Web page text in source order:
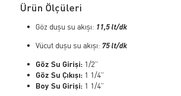
Ürün Ölçüleri
Göz duşu su akışı: 11,5 lt/dk
Vücut duşu su akışı: 75 lt/dk
Göz Su Girişi: 1/2”
Göz Su Çıkışı: 1 1/4”
Boy Su Girişi: 1 1/4”